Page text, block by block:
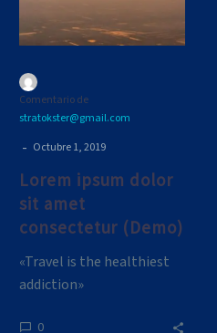
(Demo)
Comentario de
stratokster@gmail.com
- Octubre 1, 2019
Lorem ipsum dolor
sit amet
consectetur (Demo)
«Travel is the healthiest
addiction»
0